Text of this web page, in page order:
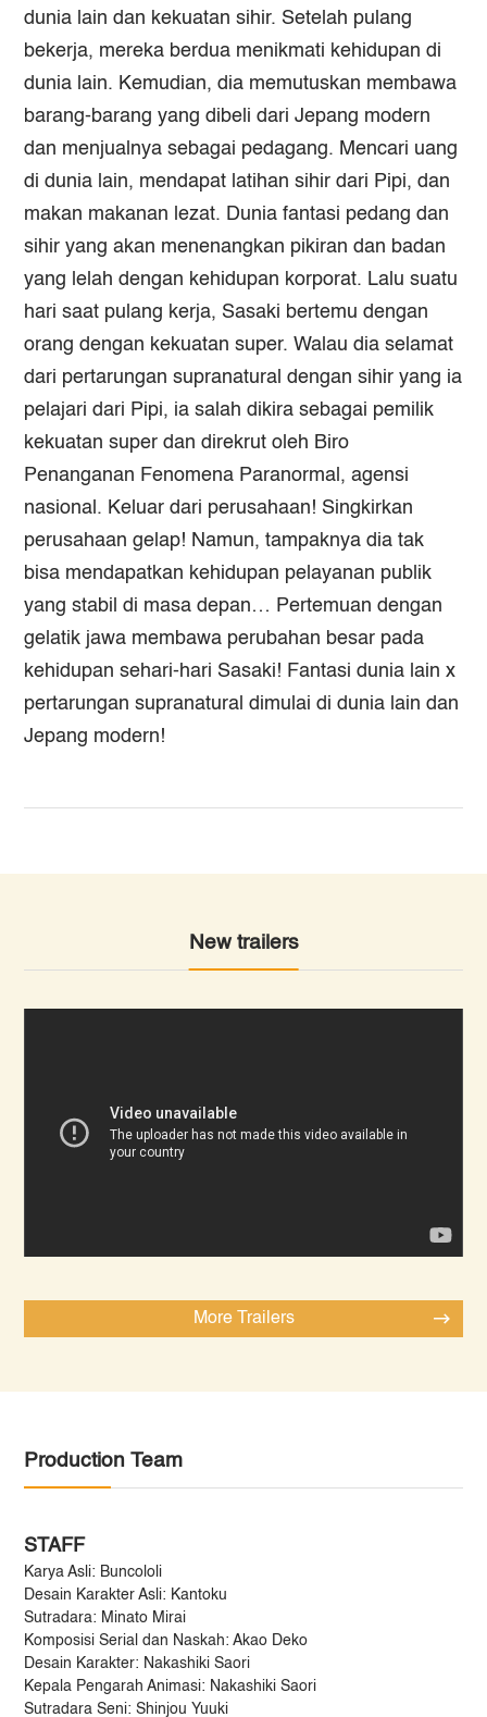
dunia lain dan kekuatan sihir. Setelah pulang
bekerja, mereka berdua menikmati kehidupan di
dunia lain. Kemudian, dia memutuskan membawa
barang-barang yang dibeli dari Jepang modern
dan menjualnya sebagai pedagang. Mencari uang
di dunia lain, mendapat latihan sihir dari Pipi, dan
makan makanan lezat. Dunia fantasi pedang dan
sihir yang akan menenangkan pikiran dan badan
yang lelah dengan kehidupan korporat. Lalu suatu
hari saat pulang kerja, Sasaki bertemu dengan
orang dengan kekuatan super. Walau dia selamat
dari pertarungan supranatural dengan sihir yang ia
pelajari dari Pipi, ia salah dikira sebagai pemilik
kekuatan super dan direkrut oleh Biro
Penanganan Fenomena Paranormal, agensi
nasional. Keluar dari perusahaan! Singkirkan
perusahaan gelap! Namun, tampaknya dia tak
bisa mendapatkan kehidupan pelayanan publik
yang stabil di masa depan… Pertemuan dengan
gelatik jawa membawa perubahan besar pada
kehidupan sehari-hari Sasaki! Fantasi dunia lain x
pertarungan supranatural dimulai di dunia lain dan
Jepang modern!
New trailers
More Trailers
Production Team
STAFF
Karya Asli: Buncololi
Desain Karakter Asli: Kantoku
Sutradara: Minato Mirai
Komposisi Serial dan Naskah: Akao Deko
Desain Karakter: Nakashiki Saori
Kepala Pengarah Animasi: Nakashiki Saori
Sutradara Seni: Shinjou Yuuki